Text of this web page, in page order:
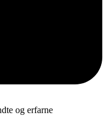
og erfarne